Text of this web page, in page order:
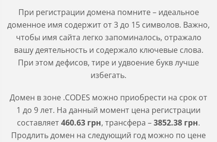
При регистрации домена помните – идеальное
доменное имя содержит от 3 до 15 символов. Важно,
чтобы имя сайта легко запоминалось, отражало
вашу деятельность и содержало ключевые слова.
При этом дефисов, тире и удвоение букв лучше
избегать.
Домен в зоне .CODES можно приобрести на срок от
1 до 9 лет. На данный момент цена регистрации
составляет460.63 грн, трансфера –3852.38 грн.
Продлить домен на следующий год можно по цене